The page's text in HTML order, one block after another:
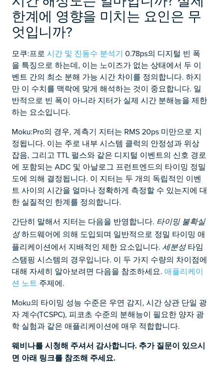
한계에 영향을 미치는 요인은 무
엇입니까?
모쿠:프로 시간 및 진동수 분석기 0.78ps의 디지털 빈 폭
을 특징으로 하는데, 이는 노이즈가 없는 상태에서 두 이
벤트 간의 최소 분해 가능 시간 차이를 정의합니다. 하지
만 이 수치를 맥락에 맞게 해석하는 것이 중요합니다. 일
반적으로 빈 폭이 아니라 지터가 실제 시간 분해능을 제한
하는 요소입니다.
Moku:Pro의 경우, 계측기 지터는 RMS 20ps 미만으로 지
정됩니다. 이는 주로 내부 시스템 클럭의 안정성과 위상
잡음, 그리고 TTL 펄스와 같은 디지털 이벤트의 신호 경로
에 포함되는 ADC 및 아날로그 프런트엔드의 타이밍 정밀
도에 의해 결정됩니다. 이 지터는 두 개의 독립적인 이벤
트 사이의 시간을 얼마나 정확하게 측정할 수 있는지에 대
한 실질적인 한계를 정의합니다.
간단히 말해서 지터는 다음을 반영합니다. 타이밍 불확실
성하드웨어에 의해 도입되며 일반적으로 정밀 타이밍 애
플리케이션에서 지배적인 제한 요소입니다. 세분성타임
스탬핑 시스템의 경우입니다. 이 두 가지 수량의 차이점에
대해 자세히 알아보려면 다음을 참조하세요. 애플리케이
션 노트 주제에.
Moku의 타이밍 성능 수준은 우연 감지, 시간 상관 단일 광
자 계수(TCSPC), 피코초 수준의 분해능이 필요한 양자 광
학 실험과 같은 애플리케이션에 매우 적합합니다.
웨비나를 시청해 주셔서 감사합니다. 추가 질문이 있으시
면 아래 링크를 참조해 주세요.